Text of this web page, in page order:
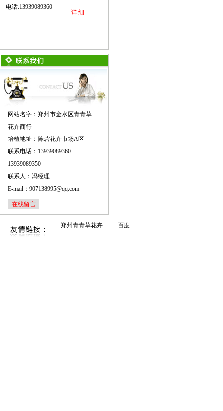
电话:13939089360
详细
网站名字：郑州市金水区青青草
花卉商行
培植地址：陈砦花卉市场A区
联系电话：13939089360
13939089350
联系人：冯经理
E-mail：907138995@qq.com
在线留言
郑州青青草花卉 百度